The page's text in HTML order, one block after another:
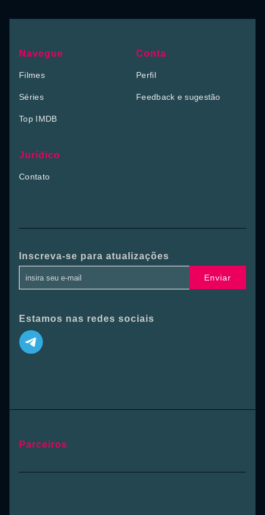
Navegue
Filmes
Séries
Top IMDB
Conta
Perfil
Feedback e sugestão
Jurídico
Contato
Inscreva-se para atualizações
Enviar
Estamos nas redes sociais
Parceiros